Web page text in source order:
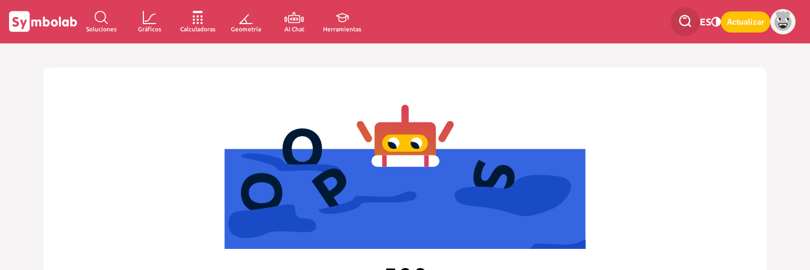
Soluciones Gráficos Calculadoras Geometría AI Chat Herramientas
ES Actualizar